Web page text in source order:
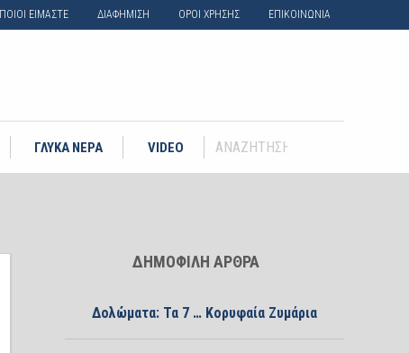
ΠΟΙΟΙ ΕΙΜΑΣΤΕ ΔΙΑΦΗΜΙΣΗ ΟΡΟΙ ΧΡΗΣΗΣ ΕΠΙΚΟΙΝΩΝΙΑ
ΓΛΥΚΑ ΝΕΡΑ VIDEO
ΔΗΜΟΦΙΛΗ ΑΡΘΡΑ
Δολώματα: Τα 7 … Κορυφαία Ζυμάρια